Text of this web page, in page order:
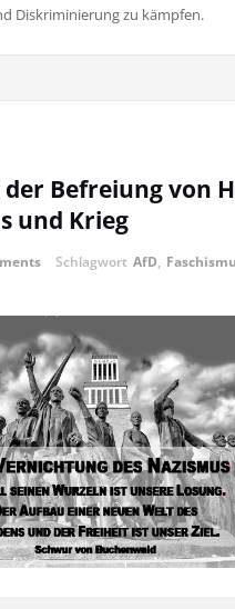
Diskriminierung zu kämpfen.
der Befreiung von
und Krieg
Schlagwort AfD,